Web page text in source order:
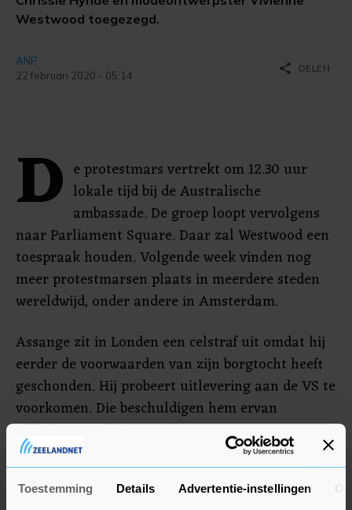
Toestemming Details Advertentie-instellingen
Westwood toegezegd.
ANP
22 februari 2020 - 05:14
share DELEN
D e protestmars vertrekt om 12.30 uur
lokale tijd bij de Australische
ambassade. De groep loopt vervolgens
naar Parliament Square. Daar zal Westwood een
toespraak houden. Volgende week vinden nog
meer protestmarsen plaats in meerdere steden
wereldwijd, onder andere in Amsterdam.
Assange zit in Londen een celstraf uit omdat hij
eerder de voorwaarden van zijn borgtocht heeft
geschonden. Hij probeert uitlevering aan de VS te
voorkomen. Die beschuldigen hem ervan
geheimen van het Amerikaanse ministerie van
Defensie te hebben gestolen en verspreid. In
totaal zijn achttien aanklachten tegen hem
ingediend.